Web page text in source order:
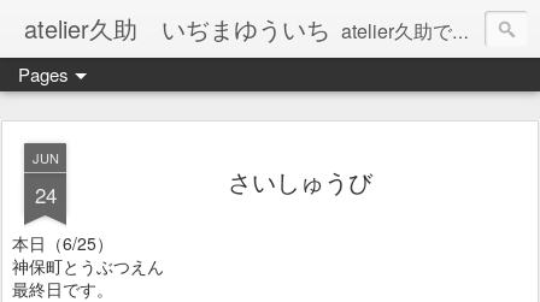
atelier久助 いぢまゆういち atelier久助では土と火から暖かなモノたちを生み出しています。 ご覧になられた方が和んで頂ければ幸いです。
Pages
JUN
24 さいしゅうび
本日（6/25）
神保町とうぶつえん
最終日です。